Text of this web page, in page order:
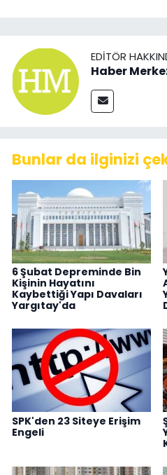
EDITÖR
Haber
Bunlar da ilginizi
6 Şubat Depreminde Bin
Kişinin Hayatını
Kaybettiği Yapı Davaları
Yargıtay'da
SPK'den 23 Siteye Erişim
Engeli